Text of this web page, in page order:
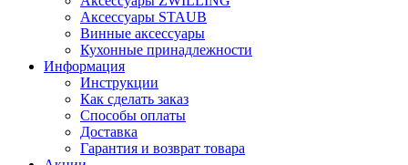
Аксессуары STAUB
Винные аксессуары
Кухонные принадлежности
Информация
Инструкции
Как сделать заказ
Способы оплаты
Доставка
Гарантия и возврат товара